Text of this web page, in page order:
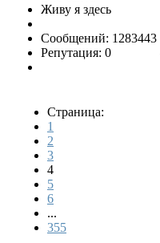
Живу я здесь
Сообщений: 1283443
Репутация: 0
Страница:
1
2
3
4
5
6
...
355